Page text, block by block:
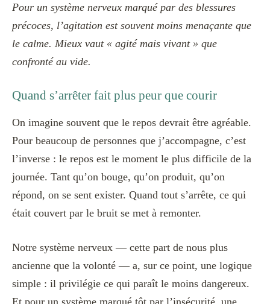
Pour un système nerveux marqué par des blessures
précoces, l’agitation est souvent moins menaçante que
le calme. Mieux vaut « agité mais vivant » que
confronté au vide.
Quand s’arrêter fait plus peur que courir
On imagine souvent que le repos devrait être agréable.
Pour beaucoup de personnes que j’accompagne, c’est
l’inverse : le repos est le moment le plus difficile de la
journée. Tant qu’on bouge, qu’on produit, qu’on
répond, on se sent exister. Quand tout s’arrête, ce qui
était couvert par le bruit se met à remonter.
Notre système nerveux — cette part de nous plus
ancienne que la volonté — a, sur ce point, une logique
simple : il privilégie ce qui paraît le moins dangereux.